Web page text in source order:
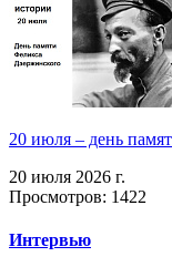
20 июля – день
20 июля 2026 г.
Просмотров: 1422
Интервью